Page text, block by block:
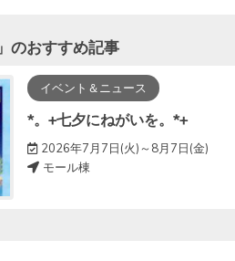
」のおすすめ記事
イベント＆ニュース
*。+七夕にねがいを。*+
2026年7月7日(火)～8月7日(金)
モール棟